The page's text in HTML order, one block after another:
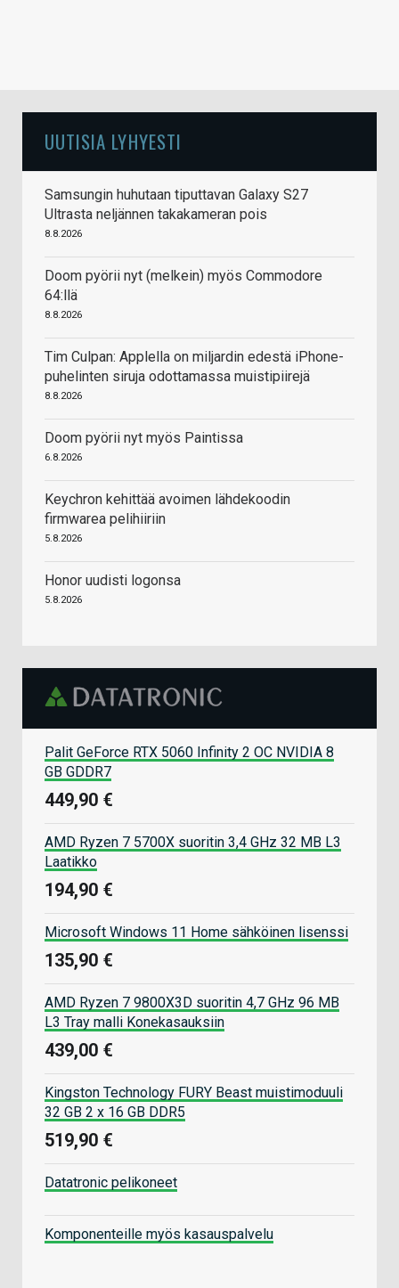
UUTISIA LYHYESTI
Samsungin huhutaan tiputtavan Galaxy S27
Ultrasta neljännen takakameran pois
8.8.2026
Doom pyörii nyt (melkein) myös Commodore
64:llä
8.8.2026
Tim Culpan: Applella on miljardin edestä iPhone-
puhelinten siruja odottamassa muistipiirejä
8.8.2026
Doom pyörii nyt myös Paintissa
6.8.2026
Keychron kehittää avoimen lähdekoodin
firmwarea pelihiiriin
5.8.2026
Honor uudisti logonsa
5.8.2026
Palit GeForce RTX 5060 Infinity 2 OC NVIDIA 8
GB GDDR7
449,90 €
AMD Ryzen 7 5700X suoritin 3,4 GHz 32 MB L3
Laatikko
194,90 €
Microsoft Windows 11 Home sähköinen lisenssi
135,90 €
AMD Ryzen 7 9800X3D suoritin 4,7 GHz 96 MB
L3 Tray malli Konekasauksiin
439,00 €
Kingston Technology FURY Beast muistimoduuli
32 GB 2 x 16 GB DDR5
519,90 €
Datatronic pelikoneet
Komponenteille myös kasauspalvelu